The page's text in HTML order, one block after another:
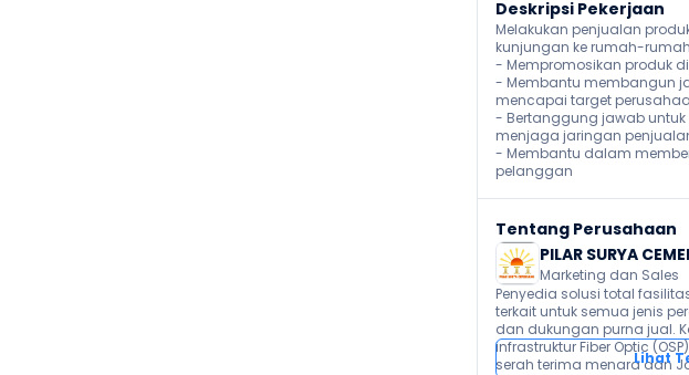
Deskripsi Pekerjaan
Melakukan penjualan
kunjungan ke rumah-rumah
- Mempromosikan produk
- Membantu membangun
mencapai target
- Bertanggung jawab
menjaga jaringan
- Membantu dalam
pelanggan
Tentang Perusahaan
PILAR SURYA
Marketing dan Sales
Penyedia solusi total
terkait untuk semua jenis
dan dukungan purna jual.
infrastruktur Fiber Optic
serah terima menara dan
Lihat